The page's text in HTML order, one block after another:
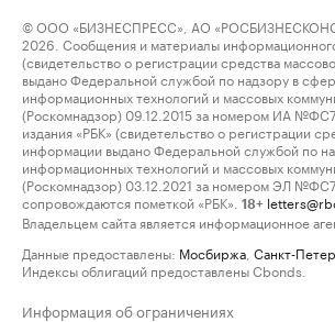
© ООО «БИЗНЕСПРЕСС», АО
2026. Сообщения и материалы информационного
(свидетельство о регистрации средства
выдано Федеральной службой по надзору в
информационных технологий и массовых
(Роскомнадзор) 09.12.2015 за номером ИА
издания «РБК» (свидетельство о регистрации
информации выдано Федеральной службой по
информационных технологий и массовых
(Роскомнадзор) 03.12.2021 за номером ЭЛ
сопровождаются пометкой «РБК».
18+
Владельцем сайта является информационное
Данные предоставлены: Мосбиржа Санкт-
Индексы облигаций предоставлены Cbonds.
Информация об ограничениях